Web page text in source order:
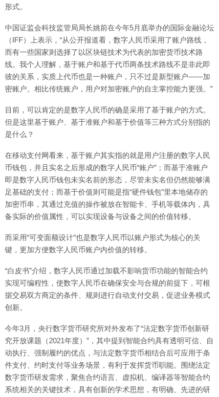
形式。
中国证监会科技监管局局长姚前在今年5月底举办的国际金融论坛
（IFF）上表示，“从公开报道看，数字人民币采用了账户路线，
而有一些国家则选择了以区块链技术为代表的加密货币技术路
线。我个人理解，基于账户和基于代币两条技术路线不是非此即
彼的关系，实质上代币也是一种账户，只不过是新型账户——加
密账户。相比传统账户，用户对加密账户的自主掌控能力更强。”
目前，可以肯定的是数字人民币的确是采用了基于账户的方式。
但是这里基于账户、基于准账户和基于价值等三种方式分别指的
是什么？
在移动支付网看来，基于账户其实指的就是用户注册的数字人民
币钱包，并且实名之后形成的数字人民币“账户”；而基于准账户
即是数字人民币钱包未实名前的形态，尽管未实名但仍然能够满
足基础的支付；而基于价值则可能是指“硬件钱包”里本地储存的
加密币串，其通过充值的操作被放在智能卡、手机等载体内，具
备实际的价值属性，可以实现设备与设备之间的价值转移。
而采用“可变面额设计”也是数字人民币以账户形式为核心的关
键，更加方便数字人民币账户内价值的转移。
“白皮书”介绍，数字人民币通过加载不影响货币功能的智能合约
实现可编程性，使数字人民币在确保安全与合规的前提下，可根
据交易双方商定的条件、规则进行自动支付交易，促进业务模式
创新。
今年3月，央行数字货币研究所对外发布了“法定数字货币创新研
究开放课题（2021年度）”，其中提到智能合约具有透明可信、自
动执行、强制履约的优点，与法定数字货币相结合后可应用于条
件支付、约时支付等业务场景，有利于发挥货币职能。围绕法定
数字货币研发需求，聚焦合约语言、虚拟机、编译器等智能合约
系统相关的关键技术，具有创新的学术思想，有明确、先进的研